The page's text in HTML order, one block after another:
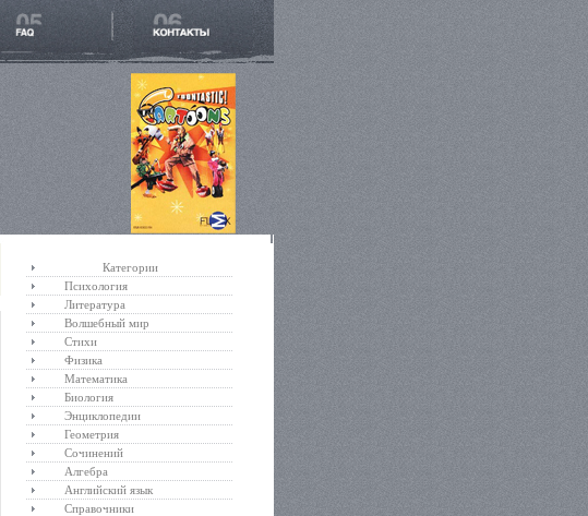
Категории
Психология
Литература
Волшебный мир
Стихи
Физика
Математика
Биология
Энциклопедии
Геометрия
Сочинений
Алгебра
Английский язык
Справочники